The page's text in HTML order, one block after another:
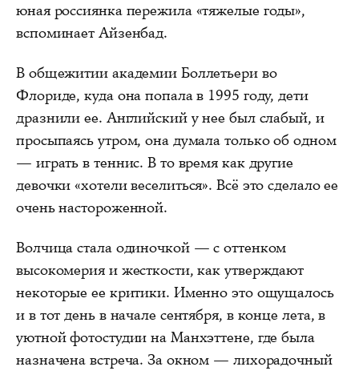
юная россиянка пережила «тяжелые годы»,
вспоминает Айзенбад.
В общежитии академии Боллетьери во
Флориде, куда она попала в 1995 году, дети
дразнили ее. Английский у нее был слабый, и
просыпаясь утром, она думала только об одном
— играть в теннис. В то время как другие
девочки «хотели веселиться». Всё это сделало ее
очень настороженной.
Волчица стала одиночкой — с оттенком
высокомерия и жесткости, как утверждают
некоторые ее критики. Именно это ощущалось
и в тот день в начале сентября, в конце лета, в
уютной фотостудии на Манхэттене, где была
назначена встреча. За окном — лихорадочный